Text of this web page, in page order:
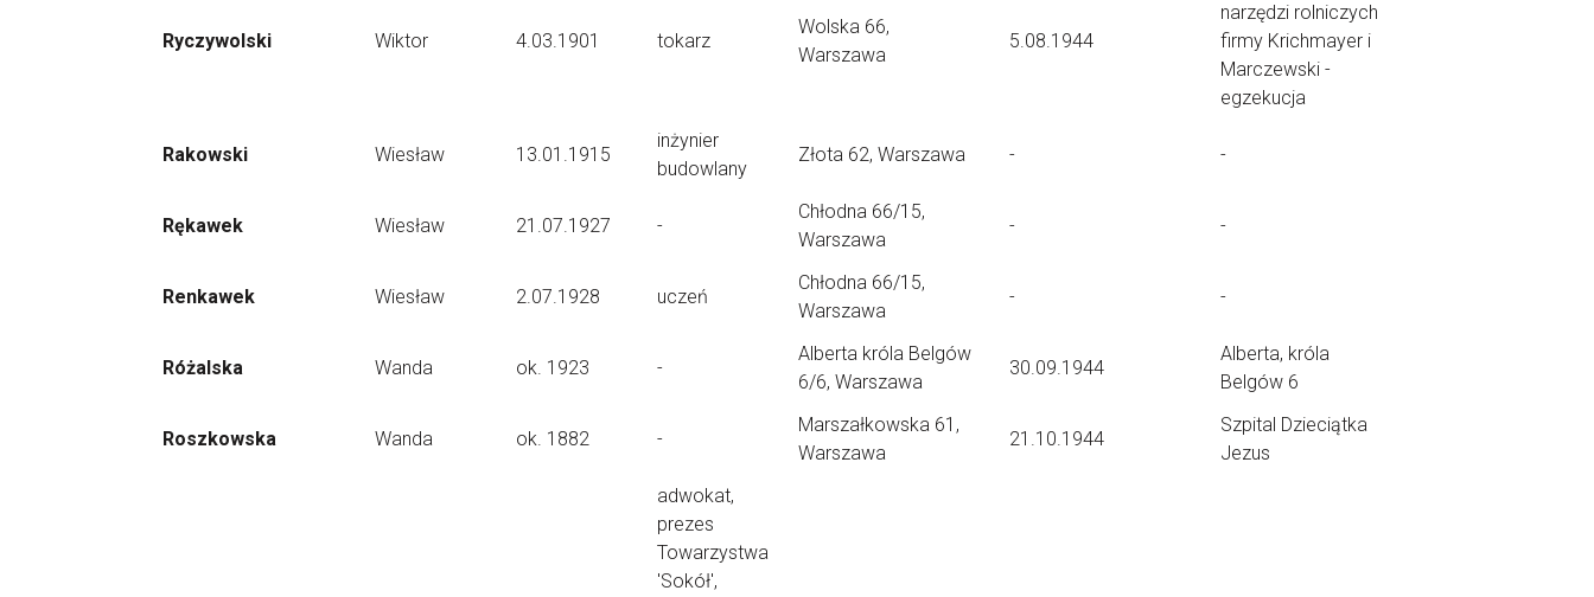
Ryczywolski Wiktor 4.03.1901 tokarz
Wolska 66,
Warszawa
5.08.1944
narzędzi rolniczych
firmy Krichmayer i
Marczewski -
egzekucja
Rakowski Wiesław 13.01.1915
inżynier
budowlany
Złota 62, Warszawa - -
Rękawek Wiesław 21.07.1927 -
Chłodna 66/15,
Warszawa
- -
Renkawek Wiesław 2.07.1928 uczeń
Chłodna 66/15,
Warszawa
- -
Różalska Wanda ok. 1923 -
Alberta króla Belgów
6/6, Warszawa
30.09.1944
Alberta, króla
Belgów 6
Roszkowska Wanda ok. 1882 -
Marszałkowska 61,
Warszawa
21.10.1944
Szpital Dzieciątka
Jezus
adwokat,
prezes
Towarzystwa
'Sokół',